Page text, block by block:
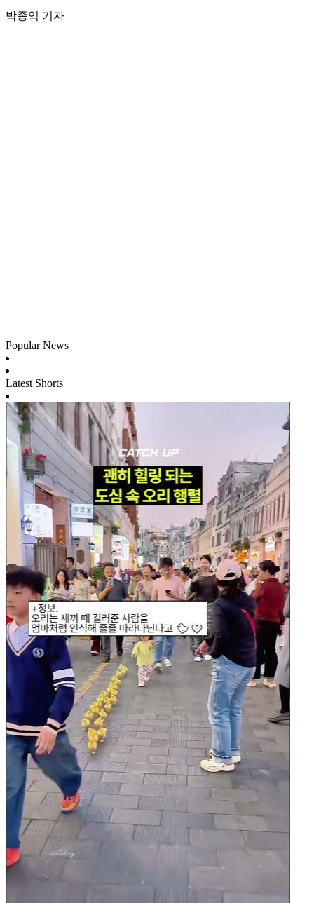
박종익 기자
Popular News
Latest Shorts